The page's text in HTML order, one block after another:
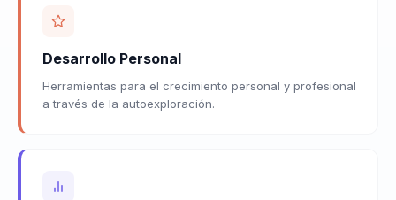
Desarrollo Personal
Herramientas para el crecimiento personal y profesional
a través de la autoexploración.